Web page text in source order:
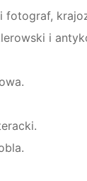
fotograf,
i